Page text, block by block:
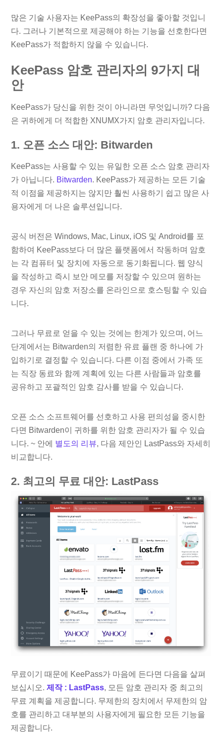
많은 기술 사용자는 KeePass의 확장성을 좋아할 것입니
다. 그러나 기본적으로 제공해야 하는 기능을 선호한다면
KeePass가 적합하지 않을 수 있습니다.
KeePass 암호 관리자의 9가지 대
안
KeePass가 당신을 위한 것이 아니라면 무엇입니까? 다음
은 귀하에게 더 적합한 XNUMX가지 암호 관리자입니다.
1. 오픈 소스 대안: Bitwarden
KeePass는 사용할 수 있는 유일한 오픈 소스 암호 관리자
가 아닙니다. Bitwarden. KeePass가 제공하는 모든 기술
적 이점을 제공하지는 않지만 훨씬 사용하기 쉽고 많은 사
용자에게 더 나은 솔루션입니다.
공식 버전은 Windows, Mac, Linux, iOS 및 Android를 포
함하여 KeePass보다 더 많은 플랫폼에서 작동하며 암호
는 각 컴퓨터 및 장치에 자동으로 동기화됩니다. 웹 양식
을 작성하고 즉시 보안 메모를 저장할 수 있으며 원하는
경우 자신의 암호 저장소를 온라인으로 호스팅할 수 있습
니다.
그러나 무료로 얻을 수 있는 것에는 한계가 있으며, 어느
단계에서는 Bitwarden의 저렴한 유료 플랜 중 하나에 가
입하기로 결정할 수 있습니다. 다른 이점 중에서 가족 또
는 직장 동료와 함께 계획에 있는 다른 사람들과 암호를
공유하고 포괄적인 암호 감사를 받을 수 있습니다.
오픈 소스 소프트웨어를 선호하고 사용 편의성을 중시한
다면 Bitwarden이 귀하를 위한 암호 관리자가 될 수 있습
니다. ~ 안에 별도의 리뷰, 다음 제안인 LastPass와 자세히
비교합니다.
2. 최고의 무료 대안: LastPass
무료이기 때문에 KeePass가 마음에 든다면 다음을 살펴
보십시오.제작 : LastPass, 모든 암호 관리자 중 최고의
무료 계획을 제공합니다. 무제한의 장치에서 무제한의 암
호를 관리하고 대부분의 사용자에게 필요한 모든 기능을
제공합니다.